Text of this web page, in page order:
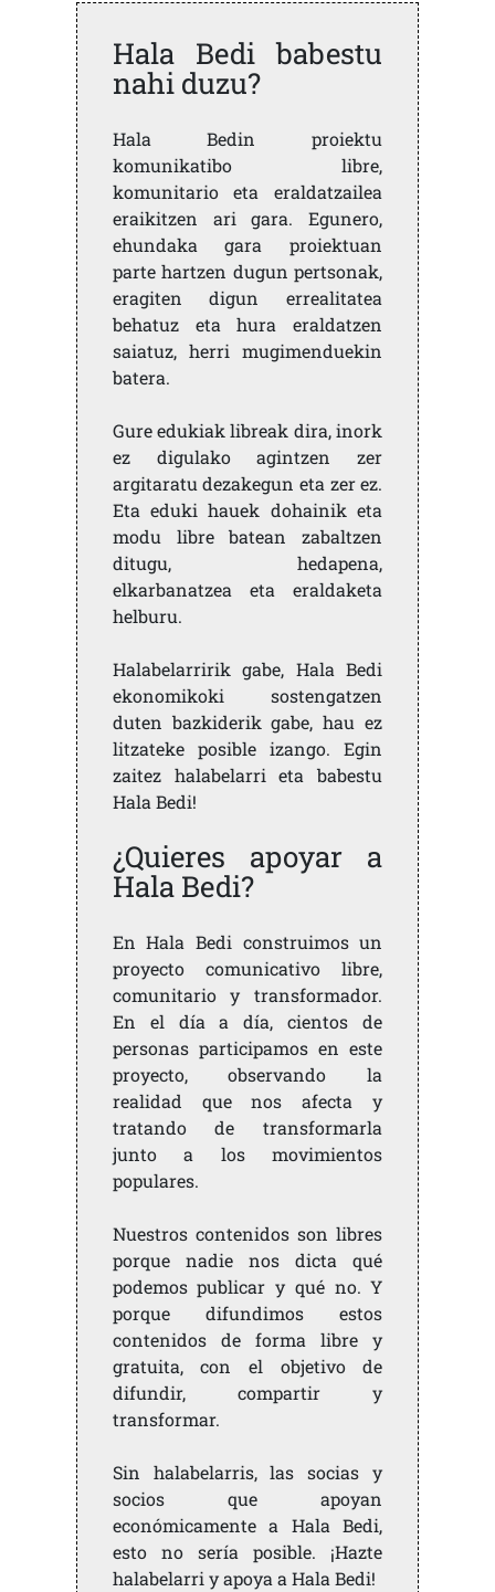
Hala Bedi babestu
nahi duzu?
Hala Bedin proiektu
komunikatibo libre,
komunitario eta eraldatzailea
eraikitzen ari gara. Egunero,
ehundaka gara proiektuan
parte hartzen dugun pertsonak,
eragiten digun errealitatea
behatuz eta hura eraldatzen
saiatuz, herri mugimenduekin
batera.
Gure edukiak libreak dira, inork
ez digulako agintzen zer
argitaratu dezakegun eta zer ez.
Eta eduki hauek dohainik eta
modu libre batean zabaltzen
ditugu, hedapena,
elkarbanatzea eta eraldaketa
helburu.
Halabelarririk gabe, Hala Bedi
ekonomikoki sostengatzen
duten bazkiderik gabe, hau ez
litzateke posible izango. Egin
zaitez halabelarri eta babestu
Hala Bedi!
¿Quieres apoyar a
Hala Bedi?
En Hala Bedi construimos un
proyecto comunicativo libre,
comunitario y transformador.
En el día a día, cientos de
personas participamos en este
proyecto, observando la
realidad que nos afecta y
tratando de transformarla
junto a los movimientos
populares.
Nuestros contenidos son libres
porque nadie nos dicta qué
podemos publicar y qué no. Y
porque difundimos estos
contenidos de forma libre y
gratuita, con el objetivo de
difundir, compartir y
transformar.
Sin halabelarris, las socias y
socios que apoyan
económicamente a Hala Bedi,
esto no sería posible. ¡Hazte
halabelarri y apoya a Hala Bedi!